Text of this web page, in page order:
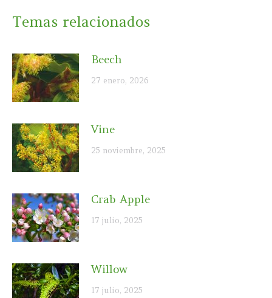
Temas relacionados
Beech
27 enero, 2026
Vine
25 noviembre, 2025
Crab Apple
17 julio, 2025
Willow
17 julio, 2025